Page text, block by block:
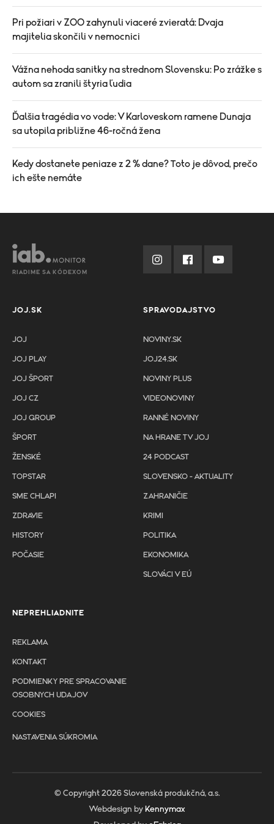
Pri požiari v ZOO zahynuli viaceré zvieratá: Dvaja
majitelia skončili v nemocnici
Vážna nehoda sanitky na strednom Slovensku: Po zrážke s
autom sa zranili štyria ľudia
Ďalšia tragédia vo vode: V Karloveskom ramene Dunaja
sa utopila približne 46-ročná žena
Kedy dostanete peniaze z 2 % dane? Toto je dôvod, prečo
ich ešte nemáte
RIADIME SA KÓDEXOM
JOJ.SK
JOJ
JOJ PLAY
JOJ ŠPORT
JOJ CZ
JOJ GROUP
ŠPORT
ŽENSKÉ
TOPSTAR
SME CHLAPI
ZDRAVIE
HISTORY
POČASIE
SPRAVODAJSTVO
NOVINY.SK
JOJ24.SK
NOVINY PLUS
VIDEONOVINY
RANNÉ NOVINY
NA HRANE TV JOJ
24 PODCAST
SLOVENSKO - AKTUALITY
ZAHRANIČIE
KRIMI
POLITIKA
EKONOMIKA
SLOVÁCI V EÚ
NEPREHLIADNITE
REKLAMA
KONTAKT
PODMIENKY PRE SPRACOVANIE
OSOBNYCH UDAJOV
COOKIES
NASTAVENIA SÚKROMIA
© Copyright 2026 Slovenská produkčná, a.s.
Webdesign by Kennymax